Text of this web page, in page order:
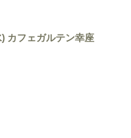
カフェガルテン幸座